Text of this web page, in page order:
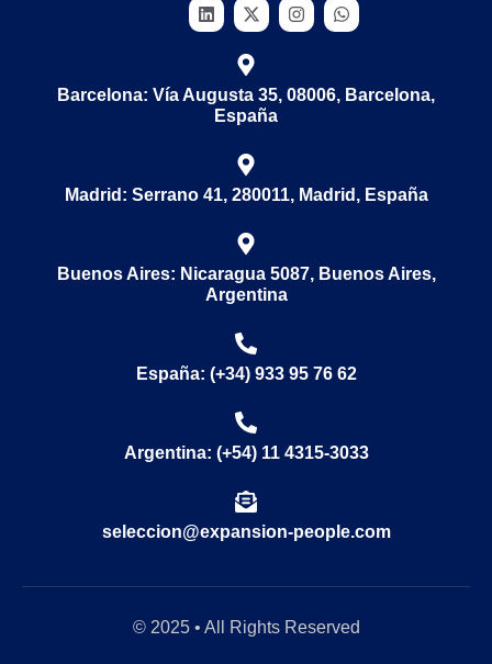
Barcelona: Vía Augusta 35, 08006, Barcelona,
España
Madrid: Serrano 41, 280011, Madrid, España
Buenos Aires: Nicaragua 5087, Buenos Aires,
Argentina
España: (+34) 933 95 76 62
Argentina: (+54) 11 4315-3033
seleccion@expansion-people.com
© 2025 • All Rights Reserved